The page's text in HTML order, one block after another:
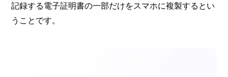
記録する電子証明書の一部だけをスマホに複製するとい
うことです。